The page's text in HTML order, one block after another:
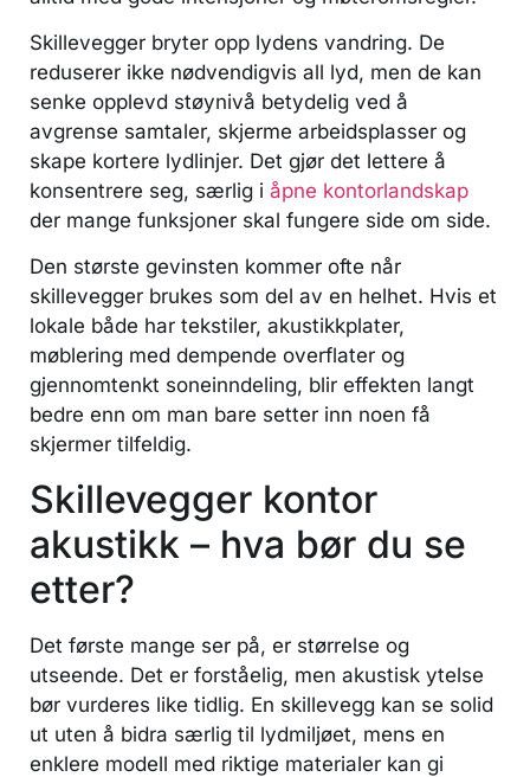
Skillevegger bryter opp lydens vandring. De
reduserer ikke nødvendigvis all lyd, men de kan
senke opplevd støynivå betydelig ved å
avgrense samtaler, skjerme arbeidsplasser og
skape kortere lydlinjer. Det gjør det lettere å
konsentrere seg, særlig i åpne kontorlandskap
der mange funksjoner skal fungere side om side.
Den største gevinsten kommer ofte når
skillevegger brukes som del av en helhet. Hvis et
lokale både har tekstiler, akustikkplater,
møblering med dempende overflater og
gjennomtenkt soneinndeling, blir effekten langt
bedre enn om man bare setter inn noen få
skjermer tilfeldig.
Skillevegger kontor
akustikk – hva bør du se
etter?
Det første mange ser på, er størrelse og
utseende. Det er forståelig, men akustisk ytelse
bør vurderes like tidlig. En skillevegg kan se solid
ut uten å bidra særlig til lydmiljøet, mens en
enklere modell med riktige materialer kan gi